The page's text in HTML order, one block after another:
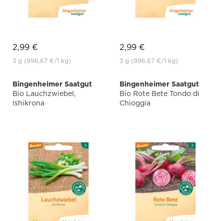
2,99 €
3 g (996,67 €/1 kg)
2,99 €
3 g (996,67 €/1 kg)
Bingenheimer Saatgut
Bio Lauchzwiebel,
Ishikrona
Bingenheimer Saatgut
Bio Rote Bete Tondo di
Chioggia